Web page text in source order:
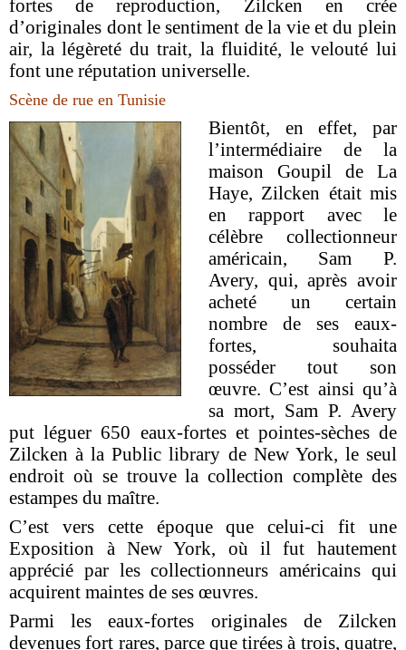
fortes de reproduction, Zilcken en crée
d’originales dont le sentiment de la vie et du plein
air, la légèreté du trait, la fluidité, le velouté lui
font une réputation universelle.
Scène de rue en Tunisie
Bientôt, en effet, par
l’intermédiaire de la
maison Goupil de La
Haye, Zilcken était mis
en rapport avec le
célèbre collectionneur
américain, Sam P.
Avery, qui, après avoir
acheté un certain
nombre de ses eaux-
fortes, souhaita
posséder tout son
œuvre. C’est ainsi qu’à
sa mort, Sam P. Avery
put léguer 650 eaux-fortes et pointes-sèches de
Zilcken à la Public library de New York, le seul
endroit où se trouve la collection complète des
estampes du maître.
C’est vers cette époque que celui-ci fit une
Exposition à New York, où il fut hautement
apprécié par les collectionneurs américains qui
acquirent maintes de ses œuvres.
Parmi les eaux-fortes originales de Zilcken
devenues fort rares, parce que tirées à trois, quatre,